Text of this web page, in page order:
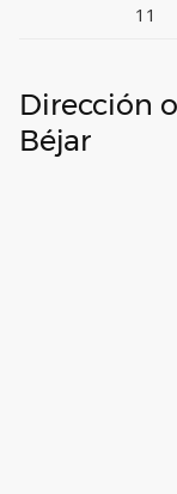
11
Dirección
Béjar